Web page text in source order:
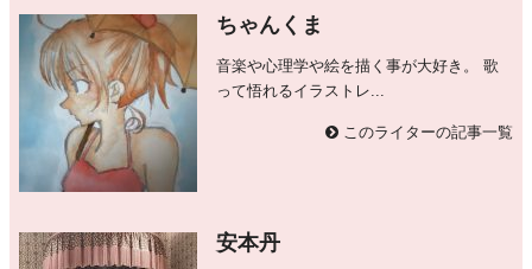
ちゃんくま
音楽や心理学や絵を描く事が大好き。 歌
って悟れるイラストレ...
このライターの記事一覧
安本丹